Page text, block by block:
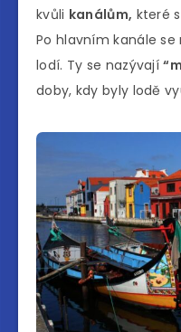
kvůli kanálům, které
Po hlavním kanále
lodí. Ty se nazývají
doby, kdy byly lodě